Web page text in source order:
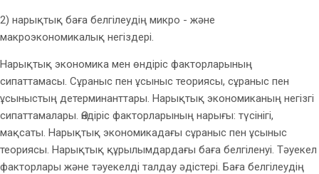
2) нарықтық баға белгілеудің микро - және
макроэкономикалық негіздері.
Нарықтық экономика мен өндіріс факторларының
сипаттамасы. Сұраныс пен ұсыныс теориясы, сұраныс пен
ұсыныстың детерминанттары. Нарықтық экономиканың негізгі
сипаттамалары. Өндіріс факторларының нарығы: түсінігі,
мақсаты. Нарықтық экономикадағы сұраныс пен ұсыныс
теориясы. Нарықтық құрылымдардағы баға белгіленуі. Тәуекел
факторлары және тәуекелді талдау әдістері. Баға белгілеудің